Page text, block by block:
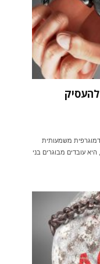
להעסיק
דמוגרפית משמעותית
עובדים מבוגרים בני